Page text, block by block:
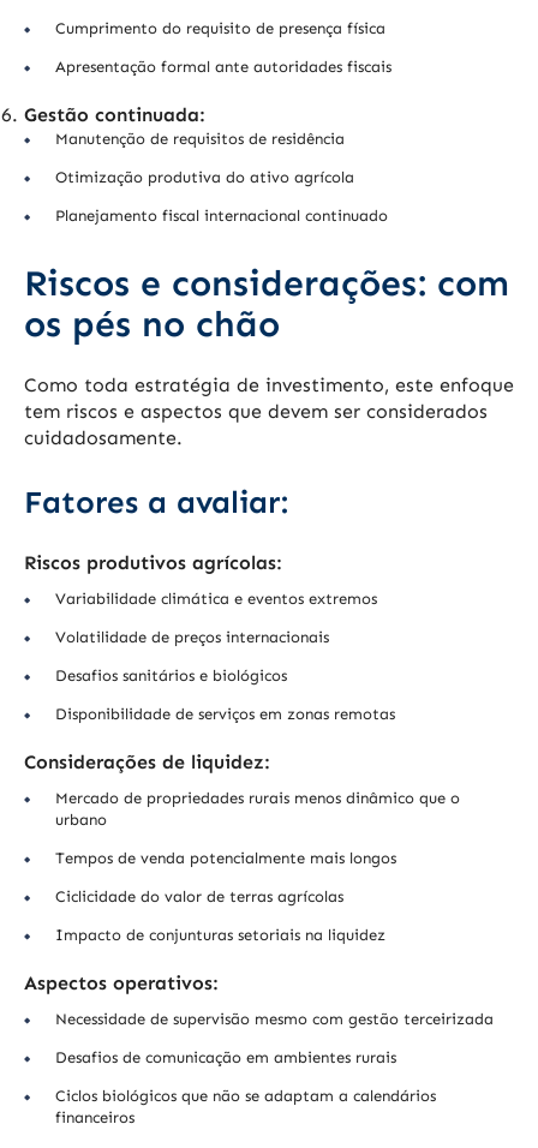
Cumprimento do requisito de presença física
Apresentação formal ante autoridades fiscais
Gestão continuada:
Manutenção de requisitos de residência
Otimização produtiva do ativo agrícola
Planejamento fiscal internacional continuado
Riscos e considerações: com
os pés no chão
Como toda estratégia de investimento, este enfoque
tem riscos e aspectos que devem ser considerados
cuidadosamente.
Fatores a avaliar:
Riscos produtivos agrícolas:
Variabilidade climática e eventos extremos
Volatilidade de preços internacionais
Desafios sanitários e biológicos
Disponibilidade de serviços em zonas remotas
Considerações de liquidez:
Mercado de propriedades rurais menos dinâmico que o
urbano
Tempos de venda potencialmente mais longos
Ciclicidade do valor de terras agrícolas
Impacto de conjunturas setoriais na liquidez
Aspectos operativos:
Necessidade de supervisão mesmo com gestão terceirizada
Desafios de comunicação em ambientes rurais
Ciclos biológicos que não se adaptam a calendários
financeiros